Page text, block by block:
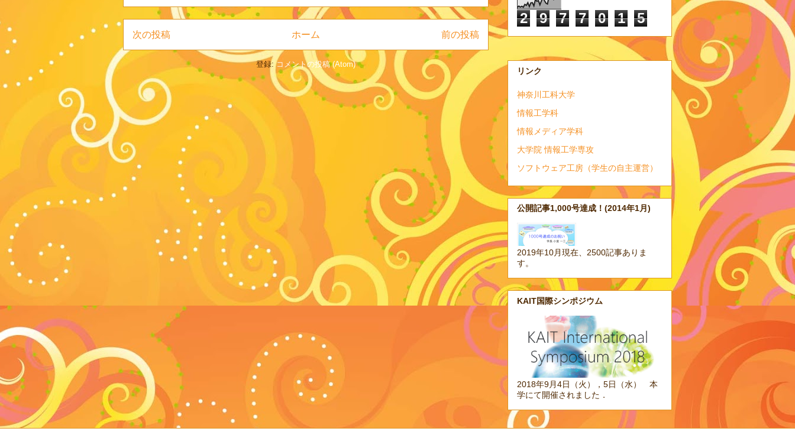
次の投稿 前の投稿
ホーム
登録:コメントの投稿 (Atom)
2 9 7 7 0 1 5
リンク
神奈川工科大学
情報工学科
情報メディア学科
大学院 情報工学専攻
ソフトウェア工房（学生の自主運営）
公開記事1,000号達成！(2014年1月)
2019年10月現在、2500記事ありま
す。
KAIT国際シンポジウム
2018年9月4日（火），5日（水） 本
学にて開催されました．